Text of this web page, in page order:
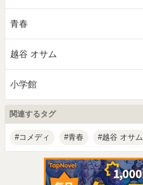
青春
越谷 オサム
小学館
関連するタグ
コメディ 青春 越谷 オサム